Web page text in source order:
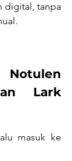
digital, tanpa
Lark
masuk ke